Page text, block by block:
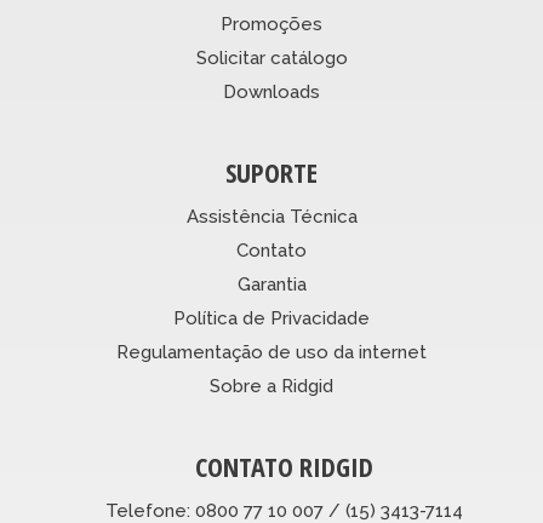
Promoções
Solicitar catálogo
Downloads
SUPORTE
Assistência Técnica
Contato
Garantia
Política de Privacidade
Regulamentação de uso da internet
Sobre a Ridgid
CONTATO RIDGID
Telefone: 0800 77 10 007 / (15) 3413-7114